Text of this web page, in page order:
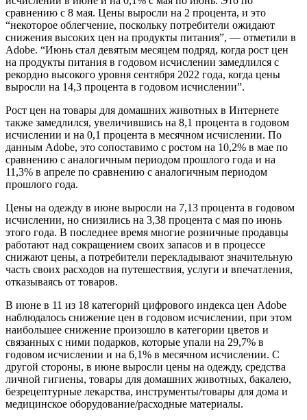
сравнению с 8 мая. Цены выросли на 2 процента, и это
“некоторое облегчение, поскольку потребители ожидают
снижения высоких цен на продукты питания”, — отметили в
Adobe. “Июнь стал девятым месяцем подряд, когда рост цен
на продукты питания в годовом исчислении замедлился с
рекордно высокого уровня сентября 2022 года, когда цены
выросли на 14,3 процента в годовом исчислении”.
Рост цен на товары для домашних животных в Интернете
также замедлился, увеличившись на 8,1 процента в годовом
исчислении и на 0,1 процента в месячном исчислении. По
данным Adobe, это сопоставимо с ростом на 10,2% в мае по
сравнению с аналогичным периодом прошлого года и на
11,3% в апреле по сравнению с аналогичным периодом
прошлого года.
Цены на одежду в июне выросли на 7,13 процента в годовом
исчислении, но снизились на 3,38 процента с мая по июнь
этого года. В последнее время многие розничные продавцы
работают над сокращением своих запасов и в процессе
снижают цены, а потребители перекладывают значительную
часть своих расходов на путешествия, услуги и впечатления,
отказываясь от товаров.
В июне в 11 из 18 категорий цифрового индекса цен Adobe
наблюдалось снижение цен в годовом исчислении, при этом
наибольшее снижение произошло в категории цветов и
связанных с ними подарков, которые упали на 29,7% в
годовом исчислении и на 6,1% в месячном исчислении. С
другой стороны, в июне выросли цены на одежду, средства
личной гигиены, товары для домашних животных, бакалею,
безрецептурные лекарства, инструменты/товары для дома и
медицинское оборудование/расходные материалы.